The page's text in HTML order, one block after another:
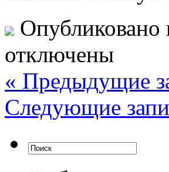
Опубликовано
отключены
« Предыдущие
Следующие